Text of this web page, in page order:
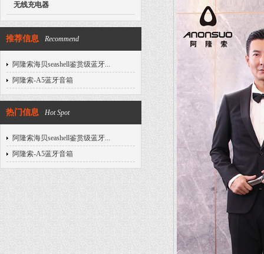
无线充电器
推荐信息 Recommend
阿隆索海贝seashell鉴赏级蓝牙...
阿隆索-A5蓝牙音箱
热门信息 Hot Spot
阿隆索海贝seashell鉴赏级蓝牙...
阿隆索-A5蓝牙音箱